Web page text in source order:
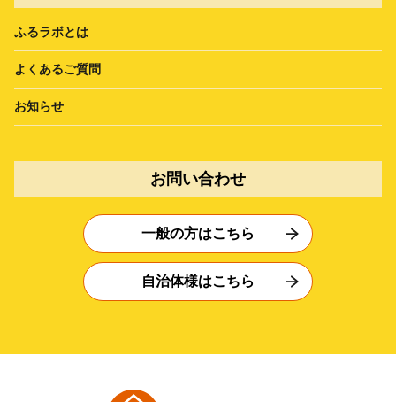
ふるラボとは
よくあるご質問
お知らせ
お問い合わせ
一般の方はこちら
自治体様はこちら